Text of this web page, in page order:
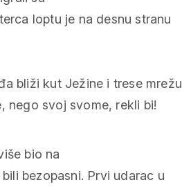
loptu je na desnu stranu
bliži kut Ježine i trese mrežu
nego svoj svome, rekli bi!
bio na
bezopasni. Prvi udarac u